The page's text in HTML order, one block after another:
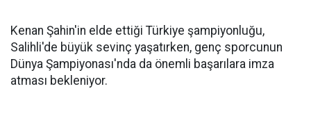
Kenan Şahin'in elde ettiği Türkiye şampiyonluğu,
Salihli'de büyük sevinç yaşatırken, genç sporcunun
Dünya Şampiyonası'nda da önemli başarılara imza
atması bekleniyor.